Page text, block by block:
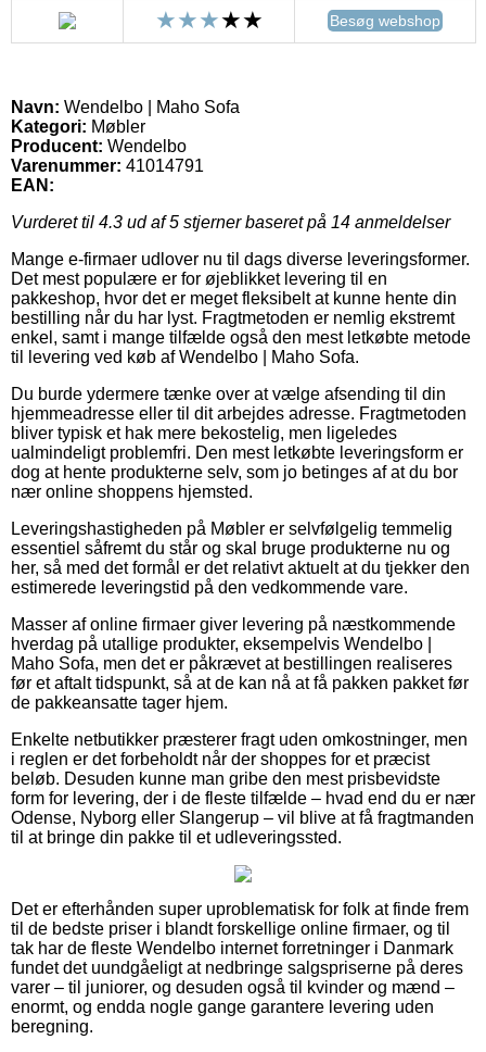
Besøg webshop
Navn: Wendelbo | Maho Sofa
Kategori: Møbler
Producent: Wendelbo
Varenummer: 41014791
EAN:
Vurderet til 4.3 ud af 5 stjerner baseret på 14 anmeldelser
Mange e-firmaer udlover nu til dags diverse leveringsformer.
Det mest populære er for øjeblikket levering til en
pakkeshop, hvor det er meget fleksibelt at kunne hente din
bestilling når du har lyst. Fragtmetoden er nemlig ekstremt
enkel, samt i mange tilfælde også den mest letkøbte metode
til levering ved køb af Wendelbo | Maho Sofa.
Du burde ydermere tænke over at vælge afsending til din
hjemmeadresse eller til dit arbejdes adresse. Fragtmetoden
bliver typisk et hak mere bekostelig, men ligeledes
ualmindeligt problemfri. Den mest letkøbte leveringsform er
dog at hente produkterne selv, som jo betinges af at du bor
nær online shoppens hjemsted.
Leveringshastigheden på Møbler er selvfølgelig temmelig
essentiel såfremt du står og skal bruge produkterne nu og
her, så med det formål er det relativt aktuelt at du tjekker den
estimerede leveringstid på den vedkommende vare.
Masser af online firmaer giver levering på næstkommende
hverdag på utallige produkter, eksempelvis Wendelbo |
Maho Sofa, men det er påkrævet at bestillingen realiseres
før et aftalt tidspunkt, så at de kan nå at få pakken pakket før
de pakkeansatte tager hjem.
Enkelte netbutikker præsterer fragt uden omkostninger, men
i reglen er det forbeholdt når der shoppes for et præcist
beløb. Desuden kunne man gribe den mest prisbevidste
form for levering, der i de fleste tilfælde – hvad end du er nær
Odense, Nyborg eller Slangerup – vil blive at få fragtmanden
til at bringe din pakke til et udleveringssted.
Det er efterhånden super uproblematisk for folk at finde frem
til de bedste priser i blandt forskellige online firmaer, og til
tak har de fleste Wendelbo internet forretninger i Danmark
fundet det uundgåeligt at nedbringe salgspriserne på deres
varer – til juniorer, og desuden også til kvinder og mænd –
enormt, og endda nogle gange garantere levering uden
beregning.